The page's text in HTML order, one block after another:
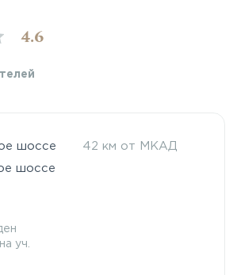
4.6
шоссе 42 км от МКАД
шоссе
уч.